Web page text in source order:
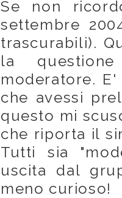
Se non
settembre
trascurabili).
la
moderatore.
che avessi
questo mi
che riporta il
Tutti sia
uscita dal
meno curioso!